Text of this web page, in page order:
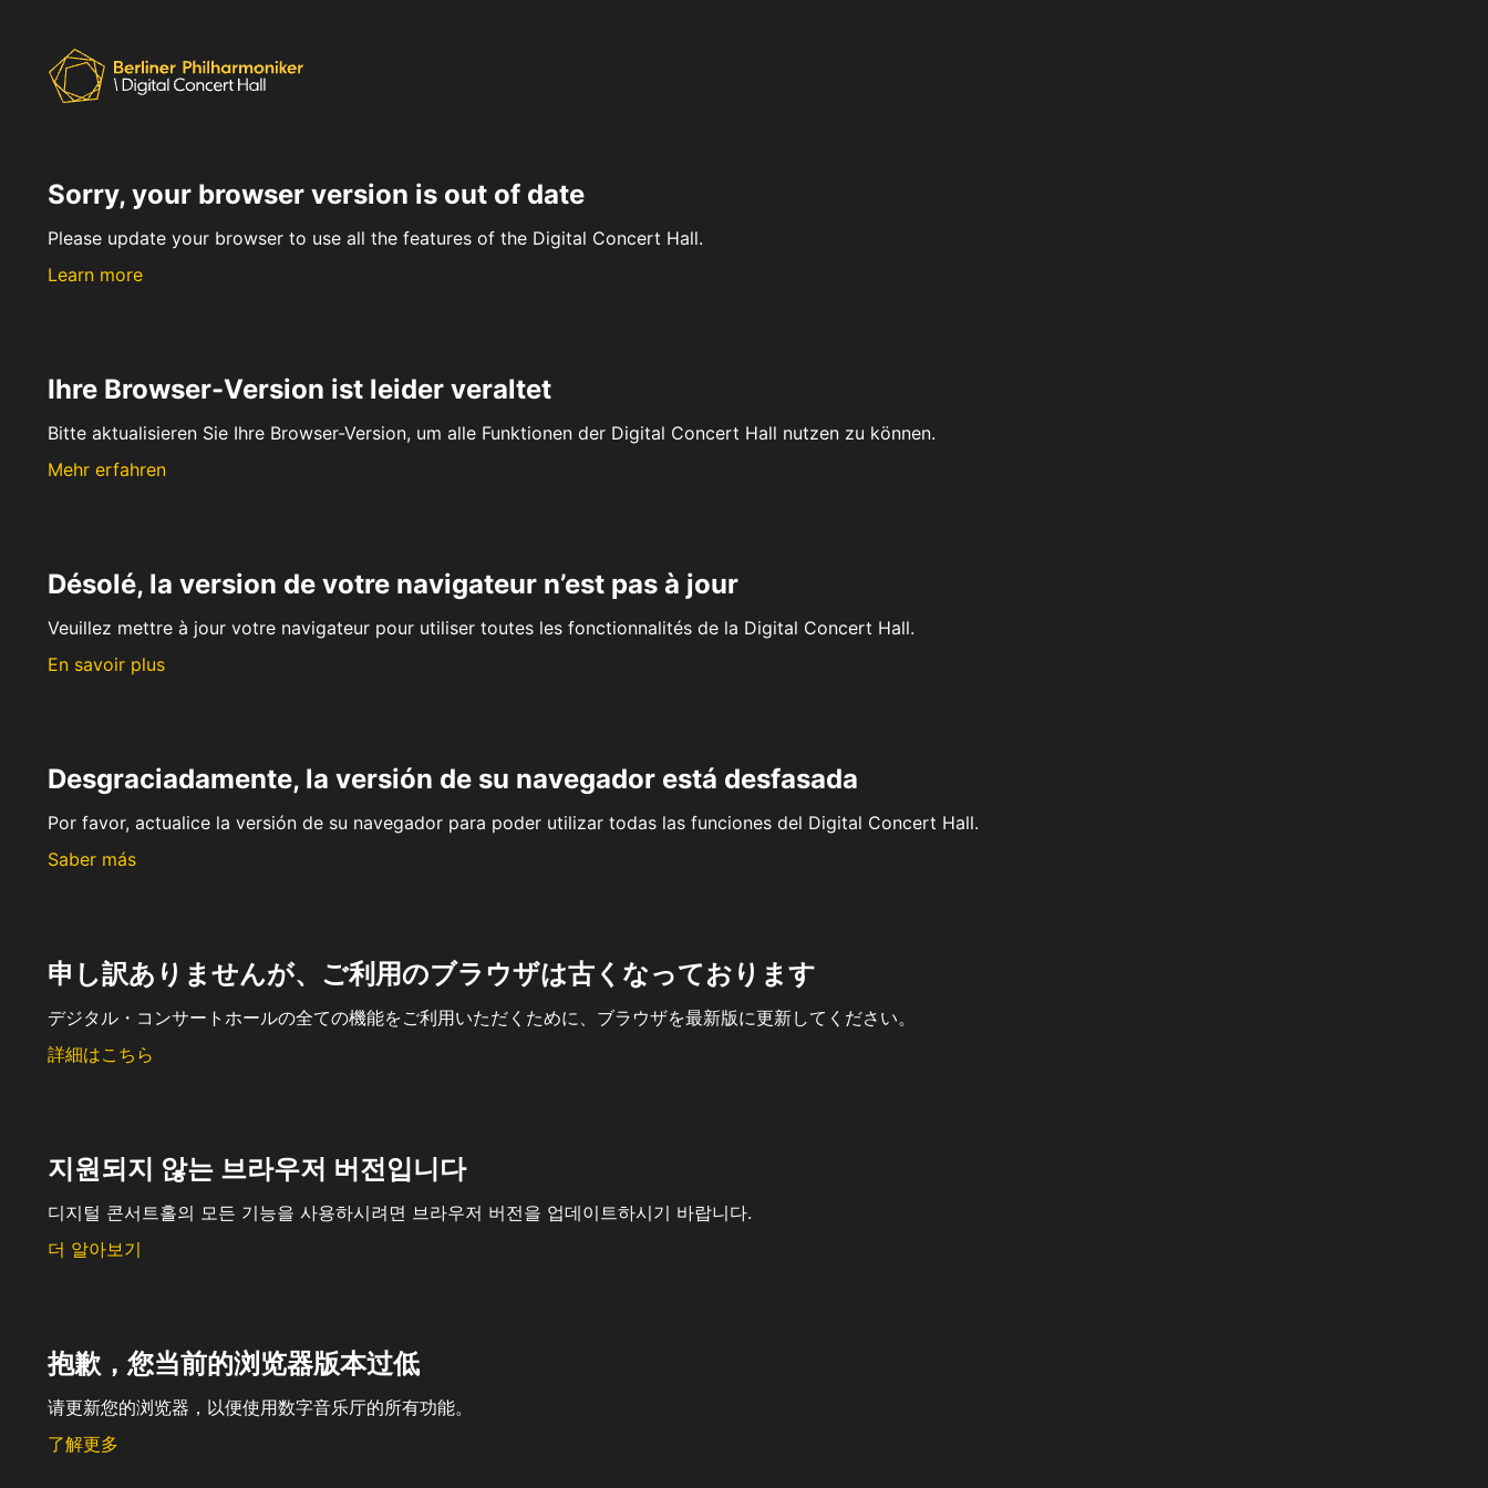
Sorry, your browser version is out of date
Please update your browser to use all the features of the Digital Concert Hall.
Learn more
Ihre Browser-Version ist leider veraltet
Bitte aktualisieren Sie Ihre Browser-Version, um alle Funktionen der Digital Concert Hall nutzen zu können.
Mehr erfahren
Désolé, la version de votre navigateur n’est pas à jour
Veuillez mettre à jour votre navigateur pour utiliser toutes les fonctionnalités de la Digital Concert Hall.
En savoir plus
Desgraciadamente, la versión de su navegador está desfasada
Por favor, actualice la versión de su navegador para poder utilizar todas las funciones del Digital Concert Hall.
Saber más
申し訳ありませんが、ご利用のブラウザは古くなっております
デジタル・コンサートホールの全ての機能をご利用いただくために、ブラウザを最新版に更新してください。
詳細はこちら
지원되지 않는 브라우저 버전입니다
디지털 콘서트홀의 모든 기능을 사용하시려면 브라우저 버전을 업데이트하시기 바랍니다.
더 알아보기
抱歉，您当前的浏览器版本过低
请更新您的浏览器，以便使用数字音乐厅的所有功能。
了解更多